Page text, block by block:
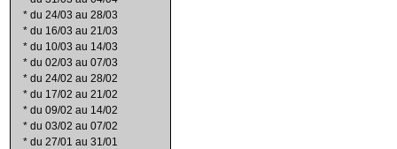
* du 24/03 au 28/03
* du 16/03 au 21/03
* du 10/03 au 14/03
* du 02/03 au 07/03
* du 24/02 au 28/02
* du 17/02 au 21/02
* du 09/02 au 14/02
* du 03/02 au 07/02
* du 27/01 au 31/01